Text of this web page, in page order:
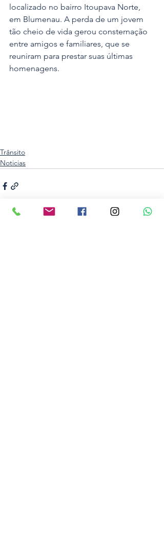
localizado no bairro Itoupava Norte,
em Blumenau. A perda de um jovem
tão cheio de vida gerou consternação
entre amigos e familiares, que se
reuniram para prestar suas últimas
homenagens.
Trânsito
Noticias